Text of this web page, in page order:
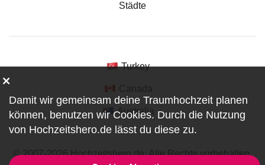
Städte
Turkey
Australia
© 2007-2026 Hochzeitshero.de. Alle Rechte vorbehalten.
Damit wir gemeinsam deine Traumhochzeit planen
können, benutzen wirCookies. Durch die Nutzung
von Hochzeitshero.de lässt du diese zu.